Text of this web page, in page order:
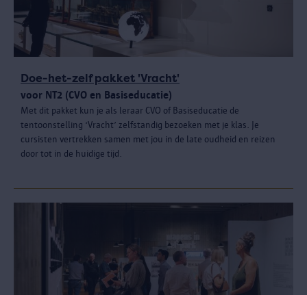
Doe-het-zelf pakket 'Vracht'
voor NT2 (CVO en Basiseducatie)
Met dit pakket kun je als leraar CVO of Basiseducatie de
tentoonstelling ‘Vracht’ zelfstandig bezoeken met je klas. Je
cursisten vertrekken samen met jou in de late oudheid en reizen
door tot in de huidige tijd.